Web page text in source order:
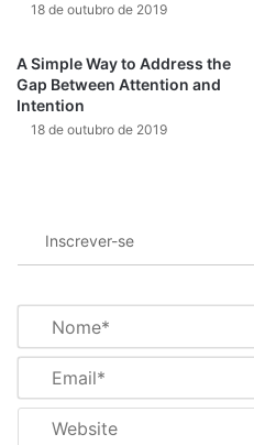
18 de outubro de 2019
A Simple Way to Address the
Gap Between Attention and
Intention
18 de outubro de 2019
Inscrever-se